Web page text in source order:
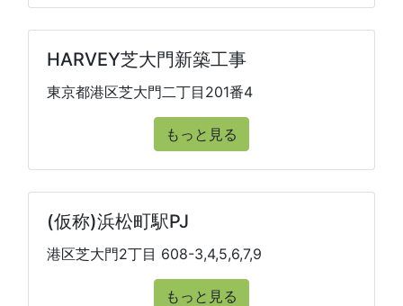
HARVEY芝大門新築工事
東京都港区芝大門二丁目201番4
もっと見る
(仮称)浜松町駅PJ
港区芝大門2丁目 608-3,4,5,6,7,9
もっと見る